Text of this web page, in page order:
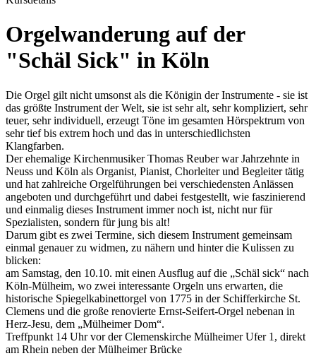
Orgelwanderung auf der
"Schäl Sick" in Köln
Die Orgel gilt nicht umsonst als die Königin der Instrumente - sie ist
das größte Instrument der Welt, sie ist sehr alt, sehr kompliziert, sehr
teuer, sehr individuell, erzeugt Töne im gesamten Hörspektrum von
sehr tief bis extrem hoch und das in unterschiedlichsten
Klangfarben.
Der ehemalige Kirchenmusiker Thomas Reuber war Jahrzehnte in
Neuss und Köln als Organist, Pianist, Chorleiter und Begleiter tätig
und hat zahlreiche Orgelführungen bei verschiedensten Anlässen
angeboten und durchgeführt und dabei festgestellt, wie faszinierend
und einmalig dieses Instrument immer noch ist, nicht nur für
Spezialisten, sondern für jung bis alt!
Darum gibt es zwei Termine, sich diesem Instrument gemeinsam
einmal genauer zu widmen, zu nähern und hinter die Kulissen zu
blicken:
am Samstag, den 10.10. mit einen Ausflug auf die „Schäl sick“ nach
Köln-Mülheim, wo zwei interessante Orgeln uns erwarten, die
historische Spiegelkabinettorgel von 1775 in der Schifferkirche St.
Clemens und die große renovierte Ernst-Seifert-Orgel nebenan in
Herz-Jesu, dem „Mülheimer Dom“.
Treffpunkt 14 Uhr vor der Clemenskirche Mülheimer Ufer 1, direkt
am Rhein neben der Mülheimer Brücke